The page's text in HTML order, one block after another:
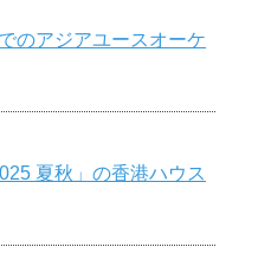
のアジアユースオーケ
夏秋」の香港ハウス